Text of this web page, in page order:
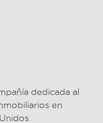
dedicada al
en